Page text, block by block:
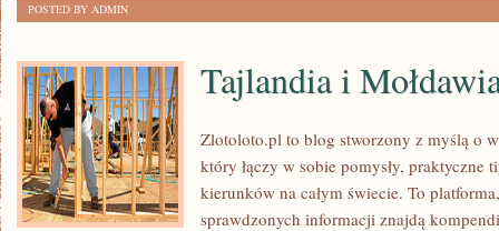
POSTED BY ADMIN
Tajlandia i
Zlotoloto.pl to blog stworzony z myślą o
który łączy w sobie pomysły, praktyczne
kierunków na całym świecie. To
sprawdzonych informacji znajdą